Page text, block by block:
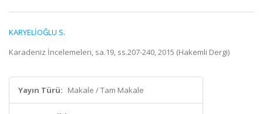
KARYELİOĞLU S.
Karadeniz İncelemeleri, sa.19, ss.207-240, 2015 (Hakemli Dergi)
Yayın Türü: Makale / Tam Makale